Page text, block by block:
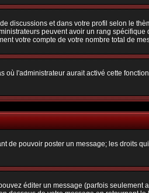
discussions et dans votre profil selon le
peuvent avoir un rang
votre compte de votre nombre total de
l'administrateur aurait activé cette
de pouvoir poster un message; les droits
éditer un message (parfois seulement